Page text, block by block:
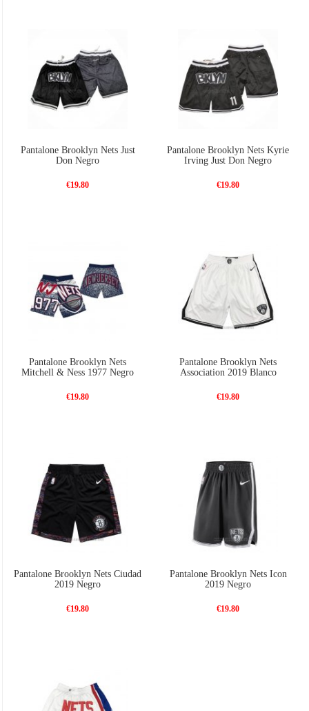
Pantalone Brooklyn Nets Just
Don Negro
€19.80
Pantalone Brooklyn Nets Kyrie
Irving Just Don Negro
€19.80
Pantalone Brooklyn Nets
Mitchell & Ness 1977 Negro
€19.80
Pantalone Brooklyn Nets
Association 2019 Blanco
€19.80
Pantalone Brooklyn Nets Ciudad
2019 Negro
€19.80
Pantalone Brooklyn Nets Icon
2019 Negro
€19.80